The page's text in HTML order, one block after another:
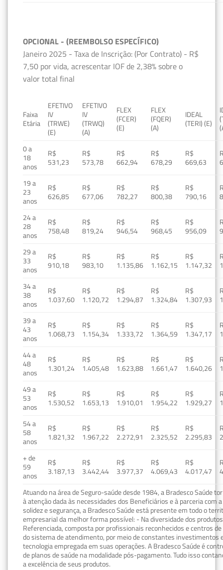
OPCIONAL - (REEMBOLSO ESPECÍFICO)
Janeiro 2025 - Taxa de Inscrição: (Por Contrato) - R$
7,50 por vida, acrescentar IOF de 2,38% sobre o
valor total final
Faixa
Etária
EFETIVO
IV
(TRWE)
(E)
EFETIVO
IV
(TRWQ)
(A)
FLEX
(FCER)
(E)
FLEX
(FQER)
(A)
IDEAL
(TERI) (E)
0 a
18
anos
R$
531,23
R$
573,78
R$
662,94
R$
678,29
R$
669,63
19 a
23
anos
R$
626,85
R$
677,06
R$
782,27
R$
800,38
R$
790,16
24 a
28
anos
R$
758,48
R$
819,24
R$
946,54
R$
968,45
R$
956,09
29 a
33
anos
R$
910,18
R$
983,10
R$
1.135,86
R$
1.162,15
R$
1.147,32
34 a
38
anos
R$
1.037,60
R$
1.120,72
R$
1.294,87
R$
1.324,84
R$
1.307,93
39 a
43
anos
R$
1.068,73
R$
1.154,34
R$
1.333,72
R$
1.364,59
R$
1.347,17
44 a
48
anos
R$
1.301,24
R$
1.405,48
R$
1.623,88
R$
1.661,47
R$
1.640,26
49 a
53
anos
R$
1.530,52
R$
1.653,13
R$
1.910,01
R$
1.954,22
R$
1.929,27
54 a
58
anos
R$
1.821,32
R$
1.967,22
R$
2.272,91
R$
2.325,52
R$
2.295,83
+ de
59
anos
R$
3.187,13
R$
3.442,44
R$
3.977,37
R$
4.069,43
R$
4.017,47
Atuando na área de Seguro-saúde desde 1984, a Bradesco Saúde
à atenção dada às necessidades dos Beneficiários e à parceria com
solidez e segurança, a Bradesco Saúde está presente em todo o
empresarial da melhor forma possível: - Na diversidade dos
Referenciada, composta por profissionais reconhecidos e centros
do sistema de atendimento, por meio de constantes investimentos
tecnologia empregada em suas operações. A Bradesco Saúde é
de planos de saúde na modalidade pós-pagamento. Tudo isso
a excelência de seus produtos.